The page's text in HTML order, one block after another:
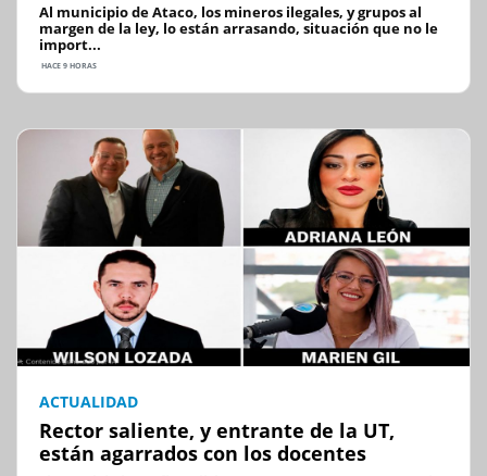
Al municipio de Ataco, los mineros ilegales, y grupos al
margen de la ley, lo están arrasando, situación que no le
import...
HACE 9 HORAS
ACTUALIDAD
Rector saliente, y entrante de la UT,
están agarrados con los docentes